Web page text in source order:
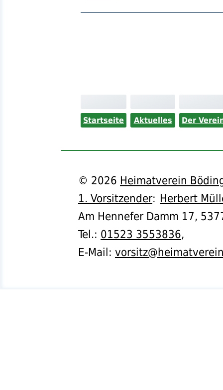
Startseite Aktuelles Der
© 2026 Heimatverein
1. Vorsitzender: Herbert
Am Hennefer Damm 17,
Tel.: 01523 3553836,
E-Mail: